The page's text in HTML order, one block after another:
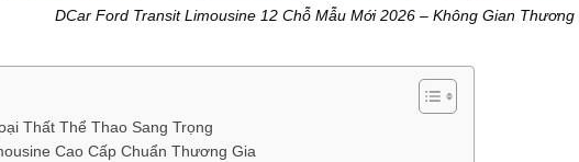
DCar Ford Transit Limousine 12 Chỗ Mẫu Mới 2026 – Không Gian
Thất Thể Thao Sang Trọng
Cao Cấp Chuẩn Thương Gia